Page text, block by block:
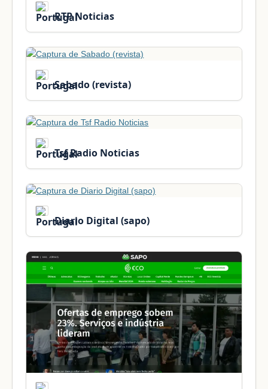
RTP Noticias
Sabado (revista)
Tsf Radio Noticias
Diario Digital (sapo)